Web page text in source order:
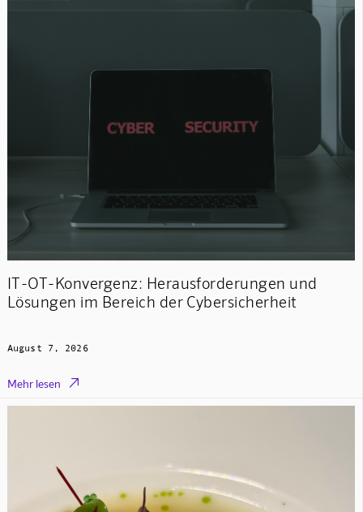
IT-OT-Konvergenz: Herausforderungen und
Lösungen im Bereich der Cybersicherheit
August 7, 2026
Mehr lesen 